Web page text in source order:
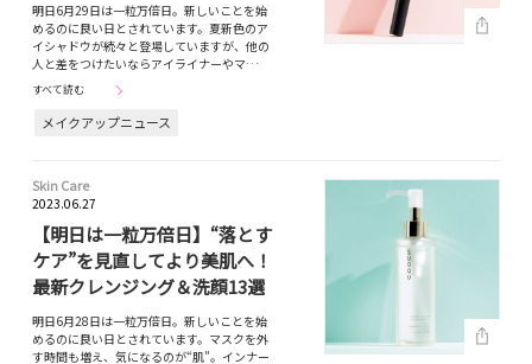
明日6月29日は一粒万倍日。新しいことを始
めるのに良い日とされています。夏新色のア
イシャドウが続々と登場していますが、他の
人と差をつけたいならアイライナーやマ…
すべて読む
メイクアップニュース
Skin Care
2023.06.27
【明日は一粒万倍日】“落とす
ケア”を見直してより美肌へ！
最新クレンジング＆洗顔13選
明日6月28日は一粒万倍日。新しいことを始
めるのに良い日とされています。マスクを外
す時間も増え、気になるのが“肌”。インナー